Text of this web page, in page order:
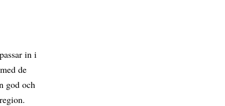
in i
de
god och